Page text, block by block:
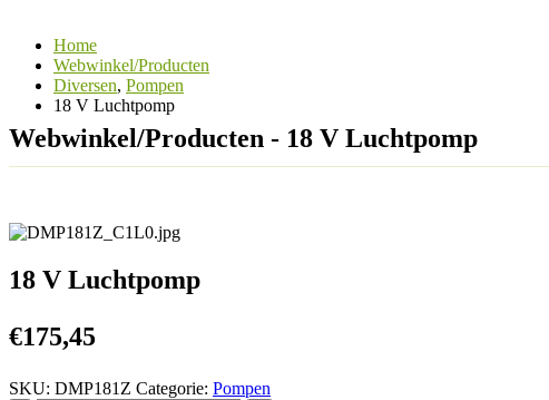
Home
Webwinkel/Producten
Diversen, Pompen
18 V Luchtpomp
Webwinkel/Producten - 18 V Luchtpomp
18 V Luchtpomp
€175,45
SKU: DMP181Z Categorie: Pompen